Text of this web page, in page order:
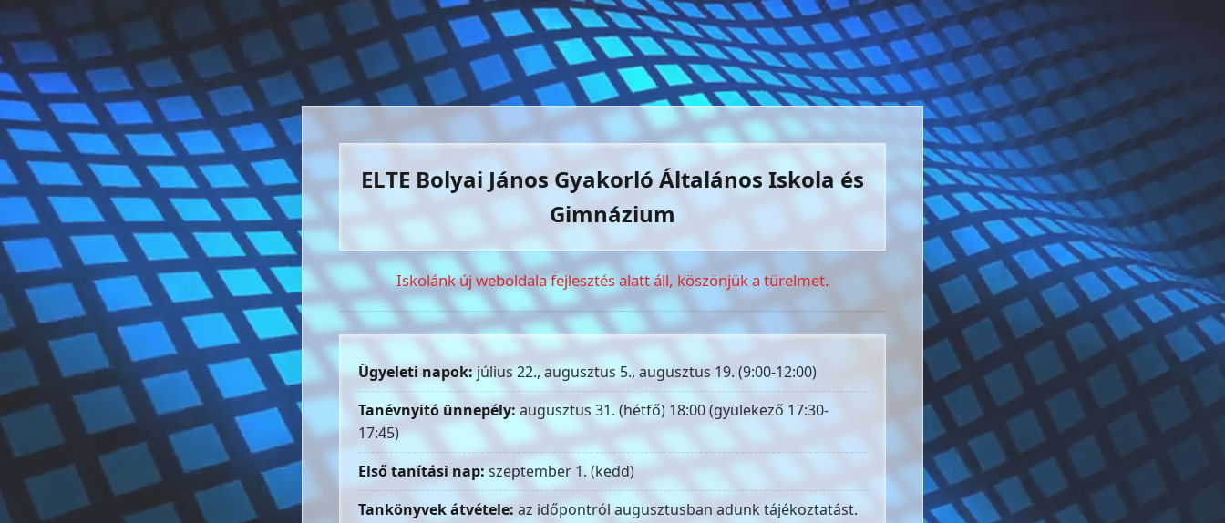
ELTE Bolyai János Gyakorló Általános Iskola és
Gimnázium
Iskolánk új weboldala fejlesztés alatt áll, köszönjük a türelmet.
Ügyeleti napok:július 22., augusztus 5., augusztus 19. (9:00-12:00)
Tanévnyitó ünnepély:augusztus 31. (hétfő) 18:00 (gyülekező 17:30-
17:45)
Első tanítási nap:szeptember 1. (kedd)
Tankönyvek átvétele: az időpontról augusztusban adunk tájékoztatást.